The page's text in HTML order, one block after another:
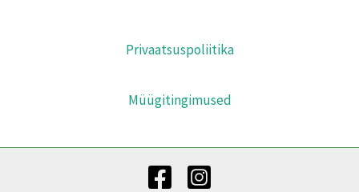
Privaatsuspoliitika
Müügitingimused